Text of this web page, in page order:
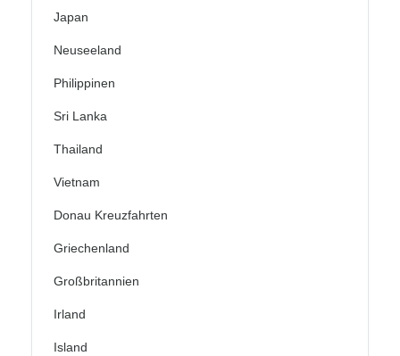
Japan
Neuseeland
Philippinen
Sri Lanka
Thailand
Vietnam
Donau Kreuzfahrten
Griechenland
Großbritannien
Irland
Island